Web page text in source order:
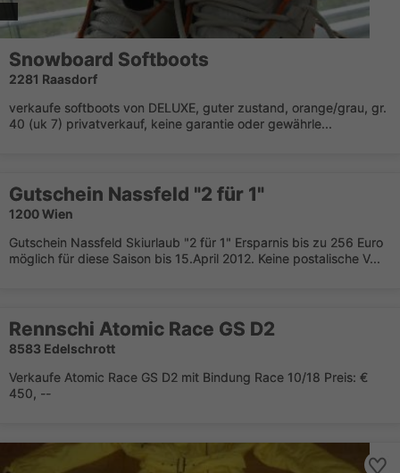
Snowboard Softboots
2281 Raasdorf
verkaufe softboots von DELUXE, guter zustand, orange/grau, gr.
40 (uk 7) privatverkauf, keine garantie oder gewährle...
Gutschein Nassfeld "2 für 1"
1200 Wien
Gutschein Nassfeld Skiurlaub "2 für 1" Ersparnis bis zu 256 Euro
möglich für diese Saison bis 15.April 2012. Keine postalische V...
Rennschi Atomic Race GS D2
8583 Edelschrott
Verkaufe Atomic Race GS D2 mit Bindung Race 10/18 Preis: €
450, --